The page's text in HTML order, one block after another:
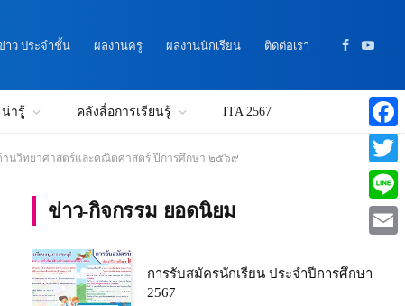
าว ประจำชั้น ผลงานครู ผลงานนักเรียน ติดต่อเรา
Facebook
น่ารู้ คลังสื่อการเรียนรู้ ITA 2567
ด้านวิทยาศาสตร์และคณิตศาสตร์ ปีการศึกษา ๒๕๖๙
ข่าว-กิจกรรม ยอดนิยม
การรับสมัครนักเรียน ประจำปีการศึกษา
2567
Line